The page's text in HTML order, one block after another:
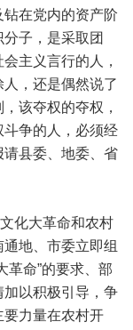
在党内的资产阶
子，是采取团
主义言行的人，
，还是偶然说了
该夺权的夺权，
争的人，必须经
县委、地委、省
化大革命和农村
地、市委立即组
革命”的要求、部
以积极引导，争
力量在农村开